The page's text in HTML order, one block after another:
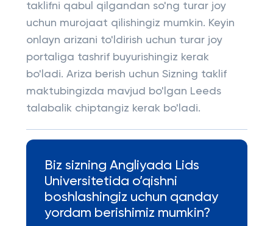
taklifni qabul qilgandan so'ng turar joy
uchun murojaat qilishingiz mumkin. Keyin
onlayn arizani to'ldirish uchun turar joy
portaliga tashrif buyurishingiz kerak
bo'ladi. Ariza berish uchun Sizning taklif
maktubingizda mavjud bo'lgan Leeds
talabalik chiptangiz kerak bo'ladi.
Biz sizning Angliyada Lids
Universitetida o’qishni
boshlashingiz uchun qanday
yordam berishimiz mumkin?